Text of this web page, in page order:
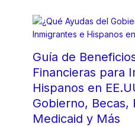
Guía de
Financieras para
Hispanos en
Gobierno, Becas,
Medicaid y Más